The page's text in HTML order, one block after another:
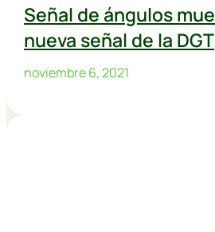
Señal de ángulos
nueva señal de la DGT
noviembre 6, 2021